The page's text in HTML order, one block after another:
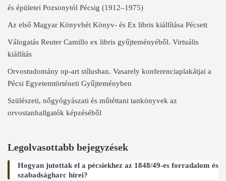
és épületei Pozsonytól Pécsig (1912–1975)
Az első Magyar Könyvhét Könyv- és Ex libris kiállítása Pécsett
Válogatás Reuter Camillo ex libris gyűjteményéből. Virtuális
kiállítás
Orvostudomány op-art stílusban. Vasarely konferenciaplakátjai a
Pécsi Egyetemtörténeti Gyűjteményben
Szülészeti, nőgyógyászati és műtéttani tankönyvek az
orvostanhallgatók képzéséből
Legolvasottabb bejegyzések
Hogyan jutottak el a pécsiekhez az 1848/49-es forradalom és
szabadságharc hírei?